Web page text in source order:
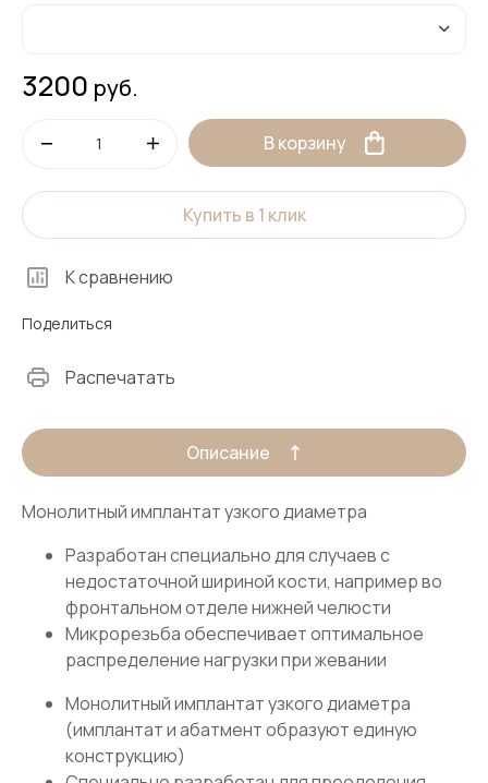
3200 руб.
В корзину
Купить в 1 клик
К сравнению
Поделиться
Распечатать
Описание
Монолитный имплантат узкого диаметра
Разработан специально для случаев с
недостаточной шириной кости, например во
фронтальном отделе нижней челюсти
Микрорезьба обеспечивает оптимальное
распределение нагрузки при жевании
Монолитный имплантат узкого диаметра
(имплантат и абатмент образуют единую
конструкцию)